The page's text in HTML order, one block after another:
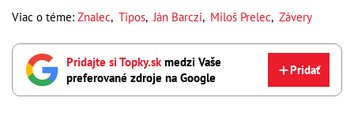
Viac o téme: Znalec, Tipos,Ján Barczi, Miloš Prelec, Závery
Pridajte si Topky.sk medzi Vaše
preferované zdroje na Google
Pridať